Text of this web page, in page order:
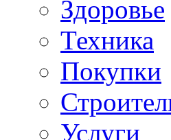
Здоровье
Техника
Покупки
Услуги